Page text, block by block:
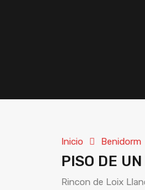
Inicio Benidorm
PISO DE
Rincon de Loix